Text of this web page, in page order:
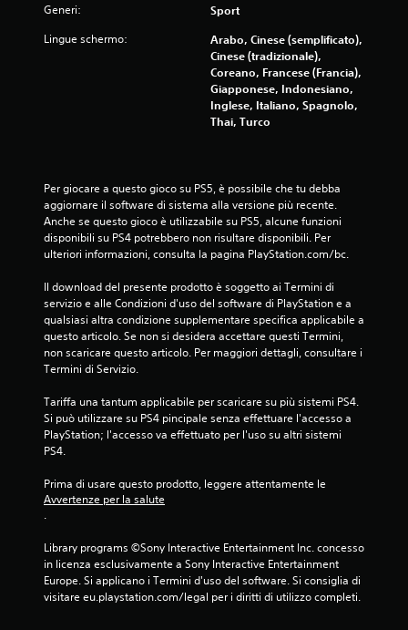
i
Generi: Sport
Lingue schermo:
Arabo, Cinese (semplificato),
Cinese (tradizionale),
Coreano, Francese (Francia),
Giapponese, Indonesiano,
Inglese, Italiano, Spagnolo,
Thai, Turco
Per giocare a questo gioco su PS5, è possibile che tu debba
aggiornare il software di sistema alla versione più recente.
Anche se questo gioco è utilizzabile su PS5, alcune funzioni
disponibili su PS4 potrebbero non risultare disponibili. Per
ulteriori informazioni, consulta la pagina PlayStation.com/bc.
Il download del presente prodotto è soggetto ai Termini di
servizio e alle Condizioni d'uso del software di PlayStation e a
qualsiasi altra condizione supplementare specifica applicabile a
questo articolo. Se non si desidera accettare questi Termini,
non scaricare questo articolo. Per maggiori dettagli, consultare i
Termini di Servizio.
Tariffa una tantum applicabile per scaricare su più sistemi PS4.
Si può utilizzare su PS4 pincipale senza effettuare l'accesso a
PlayStation; l'accesso va effettuato per l'uso su altri sistemi
PS4.
Prima di usare questo prodotto, leggere attentamente le
Avvertenze per la salute
.
Library programs ©Sony Interactive Entertainment Inc. concesso
in licenza esclusivamente a Sony Interactive Entertainment
Europe. Si applicano i Termini d'uso del software. Si consiglia di
visitare eu.playstation.com/legal per i diritti di utilizzo completi.